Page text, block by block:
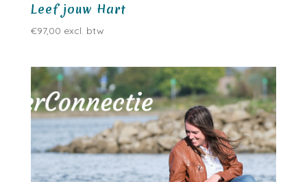
Leef jouw Hart
€97,00 excl. btw